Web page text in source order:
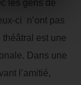
les gens de
ci n’ont pas
est une
Dans une
l’amitié,